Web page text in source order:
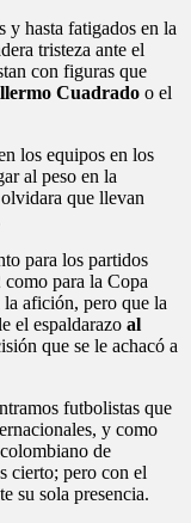
y hasta fatigados en la
tristeza ante el
con figuras que
Cuadrado o el
los equipos en los
al peso en la
que llevan
para los partidos
para la Copa
afición, pero que la
el espaldarazo al
que se le achacó a
futbolistas que
y como
de
cierto; pero con el
su sola presencia.